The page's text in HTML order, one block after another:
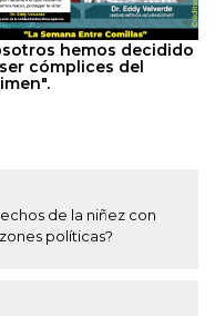
hemos decidido
cómplices del
de la niñez con
políticas?